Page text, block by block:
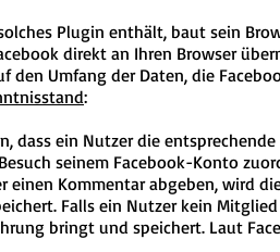
Plugin enthält, baut sein
direkt an Ihren Browser
Umfang der Daten, die
:
ein Nutzer die
seinem Facebook-Konto
Kommentar abgeben, wird
Falls ein Nutzer kein
bringt und speichert. Laut